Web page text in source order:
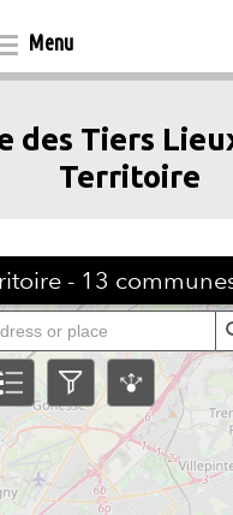
Menu
Territoire